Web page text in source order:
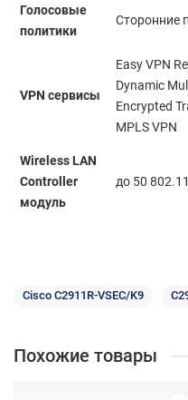
Голосовые
политики
Сторонние
VPN сервисы
Easy VPN
Dynamic
Encrypted
MPLS VPN
Wireless LAN
Controller
модуль
до 50
Cisco C2911R-VSEC/K9
Похожие товары